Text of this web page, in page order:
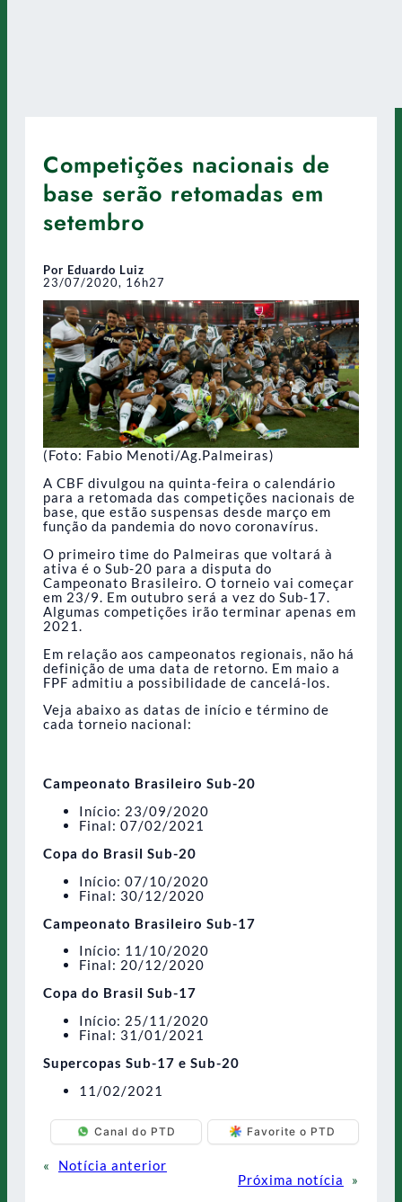
Competições nacionais de
base serão retomadas em
setembro
Por Eduardo Luiz
23/07/2020, 16h27
(Foto: Fabio Menoti/Ag.Palmeiras)
A CBF divulgou na quinta-feira o calendário
para a retomada das competições nacionais de
base, que estão suspensas desde março em
função da pandemia do novo coronavírus.
O primeiro time do Palmeiras que voltará à
ativa é o Sub-20 para a disputa do
Campeonato Brasileiro. O torneio vai começar
em 23/9. Em outubro será a vez do Sub-17.
Algumas competições irão terminar apenas em
2021.
Em relação aos campeonatos regionais, não há
definição de uma data de retorno. Em maio a
FPF admitiu a possibilidade de cancelá-los.
Veja abaixo as datas de início e término de
cada torneio nacional:
Campeonato Brasileiro Sub-20
Início: 23/09/2020
Final: 07/02/2021
Copa do Brasil Sub-20
Início: 07/10/2020
Final: 30/12/2020
Campeonato Brasileiro Sub-17
Início: 11/10/2020
Final: 20/12/2020
Copa do Brasil Sub-17
Início: 25/11/2020
Final: 31/01/2021
Supercopas Sub-17 e Sub-20
11/02/2021
Canal do PTD Favorite o PTD
«
Notícia anterior
Próxima notícia
»